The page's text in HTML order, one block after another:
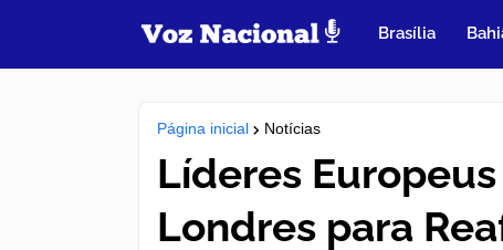
Brasília
Página inicial Notícias
Líderes
Londres para